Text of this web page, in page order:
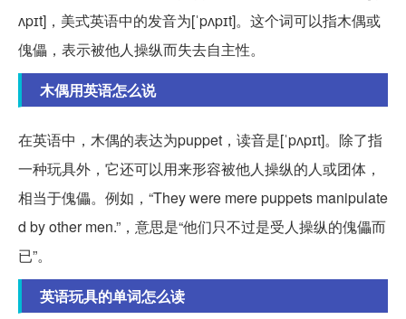
ʌpɪt]，美式英语中的发音为[ˈpʌpɪt]。这个词可以指木偶或
傀儡，表示被他人操纵而失去自主性。
木偶用英语怎么说
在英语中，木偶的表达为puppet，读音是[ˈpʌpɪt]。除了指
一种玩具外，它还可以用来形容被他人操纵的人或团体，
相当于傀儡。例如，“They were mere puppets manipulate
d by other men.”，意思是“他们只不过是受人操纵的傀儡而
已”。
英语玩具的单词怎么读